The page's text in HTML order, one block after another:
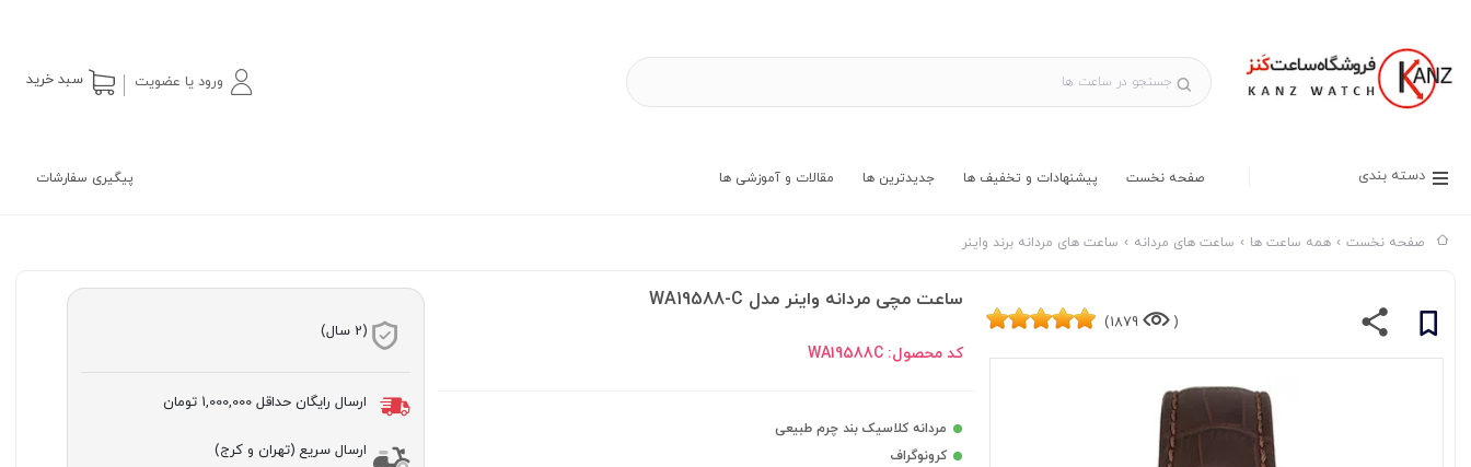
ورود یا عضویت سبد خرید
دسته بندی صفحه نخست پیشنهادات و تخفیف ها جدیدترین ها مقالات و آموزشی ها پیگیری سفارشات
صفحه نخست همه ساعت ها ساعت های مردانه ساعت های مردانه برند واینر
(
1879)
ساعت مچی مردانه واینر مدل WA19588-C
کد محصول:WA19588C
مردانه کلاسیک بند چرم طبیعی
کرونوگراف
(2 سال)
ارسال رایگان حداقل 1,000,000 تومان
ارسال سریع (تهران و کرج)